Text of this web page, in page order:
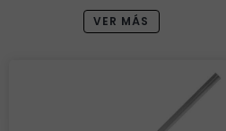
VER MÁS